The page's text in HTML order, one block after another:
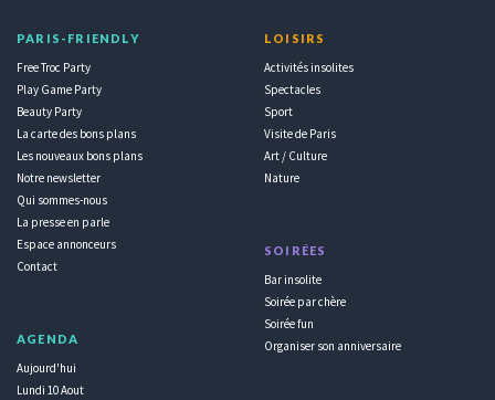
PARIS-FRIENDLY
Free Troc Party
Play Game Party
Beauty Party
La carte des bons plans
Les nouveaux bons plans
Notre newsletter
Qui sommes-nous
La presse en parle
Espace annonceurs
Contact
AGENDA
Aujourd'hui
Lundi 10 Aout
LOISIRS
Activités insolites
Spectacles
Sport
Visite de Paris
Art / Culture
Nature
SOIRÉES
Bar insolite
Soirée par chère
Soirée fun
Organiser son anniversaire